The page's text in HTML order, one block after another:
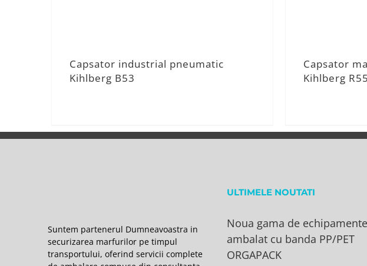
Capsator industrial pneumatic
Kihlberg B53
Capsator
Kihlberg
Suntem partenerul Dumneavoastra in
securizarea marfurilor pe timpul
transportului, oferind servicii complete
ULTIMELE NOUTATI
Noua gama de
ambalat cu banda PP/PET
ORGAPACK